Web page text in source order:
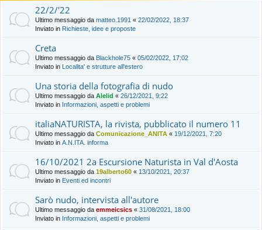
22/2/'22
Ultimo messaggio da matteo.1991 « 22/02/2022, 18:37
Inviato in Richieste, idee e proposte
Creta
Ultimo messaggio da Blackhole75 « 05/02/2022, 17:02
Inviato in Localita' e strutture all'estero
Una storia della fotografia di nudo
Ultimo messaggio da Alelid « 26/12/2021, 9:22
Inviato in Informazioni, aspetti e problemi
italiaNATURISTA, la rivista, pubblicato il numero 11
Ultimo messaggio da Comunicazione_ANITA « 19/12/2021, 7:20
Inviato in A.N.ITA. informa
16/10/2021 2a Escursione Naturista in Val d'Aosta
Ultimo messaggio da 19alberto60 « 13/10/2021, 20:37
Inviato in Eventi ed incontri
Sarò nudo, intervista all'autore
Ultimo messaggio da emmeicsics « 31/08/2021, 18:00
Inviato in Informazioni, aspetti e problemi